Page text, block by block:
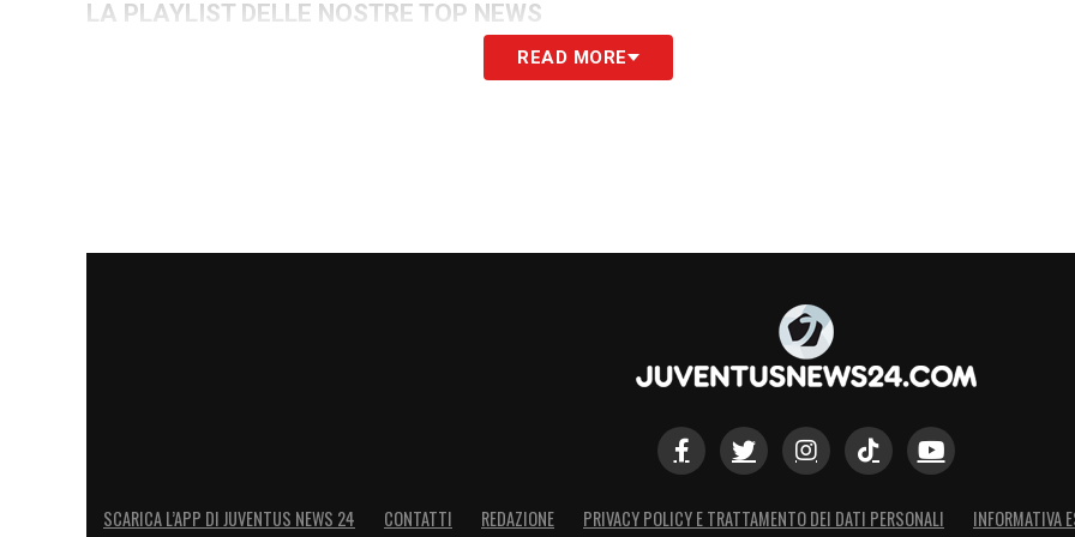
LA PLAYLIST DELLE NOSTRE TOP NEWS
READ MORE
SCARICA L’APP DI JUVENTUS NEWS 24 CONTATTI REDAZIONE PRIVACY POLICY E TRATTAMENTO DEI DATI PERSONALI INFORMATIVA